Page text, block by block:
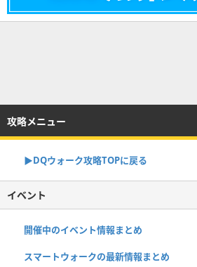
攻略メニュー
▶︎DQウォーク攻略TOPに戻る
イベント
開催中のイベント情報まとめ
スマートウォークの最新情報まとめ